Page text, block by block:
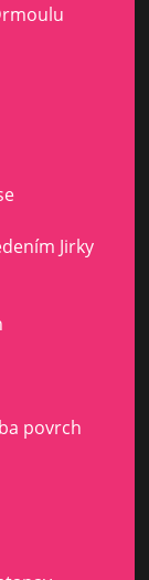
Jirky
povrch